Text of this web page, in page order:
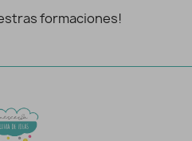
formaciones!